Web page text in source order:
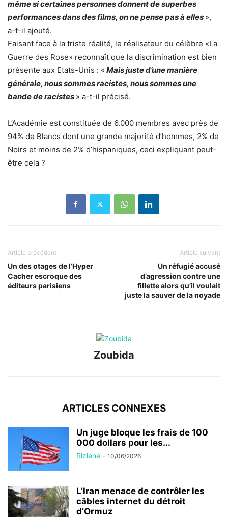
même si certaines personnes donnent de superbes
performances dans des films, on ne pense pas à elles »,
a-t-il ajouté.
Faisant face à la triste réalité, le réalisateur du célèbre «La
Guerre des Rose» reconnaît que la discrimination est bien
présente aux Etats-Unis : « Mais juste d’une manière
générale, nous sommes racistes, nous sommes une
bande de racistes » a-t-il précisé.
L’Académie est constituée de 6.000 membres avec près de
94% de Blancs dont une grande majorité d’hommes, 2% de
Noirs et moins de 2% d’hispaniques, ceci expliquant peut-
être cela ?
Article précédent
Un des otages de l’Hyper
Cacher escroque des
éditeurs parisiens
Article suivant
Un réfugié accusé
d’agression contre une
fillette alors qu’il voulait
juste la sauver de la noyade
Zoubida
ARTICLES CONNEXES
Un juge bloque les frais de 100
000 dollars pour les...
Rizlene - 10/06/2026
L’Iran menace de contrôler les
câbles internet du détroit
d’Ormuz